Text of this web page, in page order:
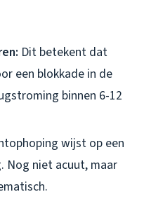
Dit betekent dat
een blokkade in de
binnen 6-12
wijst op een
Nog niet acuut, maar